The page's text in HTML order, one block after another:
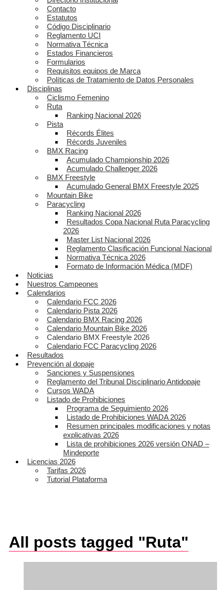
Contacto
Estatutos
Código Disciplinario
Reglamento UCI
Normativa Técnica
Estados Financieros
Formularios
Requisitos equipos de Marca
Políticas de Tratamiento de Datos Personales
Disciplinas
Ciclismo Femenino
Ruta
Ranking Nacional 2026
Pista
Récords Élites
Récords Juveniles
BMX Racing
Acumulado Championship 2026
Acumulado Challenger 2026
BMX Freestyle
Acumulado General BMX Freestyle 2025
Mountain Bike
Paracycling
Ranking Nacional 2026
Resultados Copa Nacional Ruta Paracycling
2026
Master List Nacional 2026
Reglamento Clasificación Funcional Nacional
Normativa Técnica 2026
Formato de Información Médica (MDF)
Noticias
Nuestros Campeones
Calendarios
Calendario FCC 2026
Calendario Pista 2026
Calendario BMX Racing 2026
Calendario Mountain Bike 2026
Calendario BMX Freestyle 2026
Calendario FCC Paracycling 2026
Resultados
Prevención al dopaje
Sanciones y Suspensiones
Reglamento del Tribunal Disciplinario Antidopaje
Cursos WADA
Listado de Prohibiciones
Programa de Seguimiento 2026
Listado de Prohibiciones WADA 2026
Resumen principales modificaciones y notas
explicativas 2026
Lista de prohibiciones 2026 versión ONAD –
Mindeporte
Licencias 2026
Tarifas 2026
Tutorial Plataforma
All posts tagged "Ruta"